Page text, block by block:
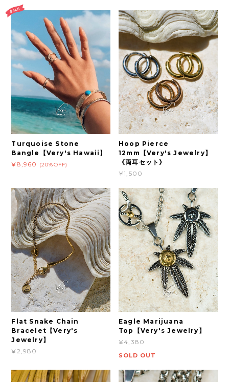
Turquoise Stone
Bangle【Very's Hawaii】
¥8,960
(20%OFF)
Hoop Pierce
12mm【Very's Jewelry】
《両耳セット》
¥1,500
Flat Snake Chain
Bracelet【Very's
Jewelry】
¥2,980
Eagle Marijuana
Top【Very's Jewelry】
¥4,380
SOLD OUT